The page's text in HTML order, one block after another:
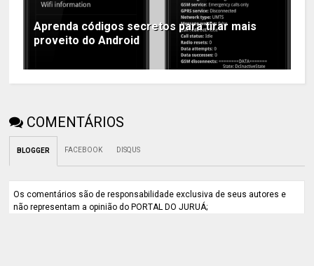
Aprenda códigos secretos para tirar mais
proveito do Android
COMENTÁRIOS
BLOGGER FACEBOOK DISQUS
Os comentários são de responsabilidade exclusiva de seus autores e
não representam a opinião do PORTAL DO JURUÁ;